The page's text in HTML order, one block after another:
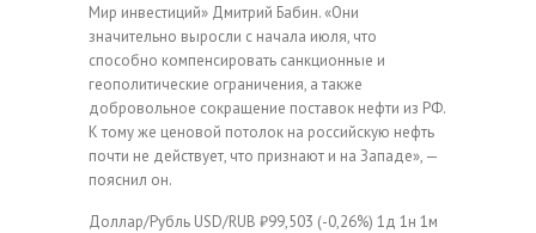
Мир инвестиций» Дмитрий Бабин. «Они
значительно выросли с начала июля, что
способно компенсировать санкционные и
геополитические ограничения, а также
добровольное сокращение поставок нефти из РФ.
К тому же ценовой потолок на российскую нефть
почти не действует, что признают и на Западе», —
пояснил он.
Доллар/Рубль USD/RUB ₽99,503 (-0,26%) 1д 1н 1м